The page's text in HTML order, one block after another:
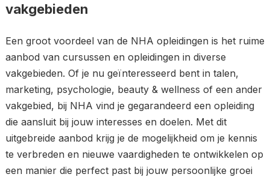
vakgebieden
Een groot voordeel van de NHA opleidingen is het ruime
aanbod van cursussen en opleidingen in diverse
vakgebieden. Of je nu geïnteresseerd bent in talen,
marketing, psychologie, beauty & wellness of een ander
vakgebied, bij NHA vind je gegarandeerd een opleiding
die aansluit bij jouw interesses en doelen. Met dit
uitgebreide aanbod krijg je de mogelijkheid om je kennis
te verbreden en nieuwe vaardigheden te ontwikkelen op
een manier die perfect past bij jouw persoonlijke groei